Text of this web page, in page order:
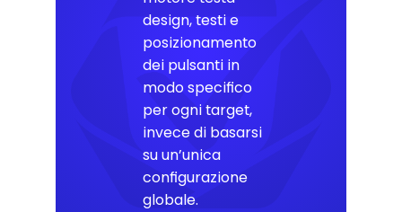
design, testi e
posizionamento
dei pulsanti in
modo specifico
per ogni target,
invece di basarsi
su un’unica
configurazione
globale.